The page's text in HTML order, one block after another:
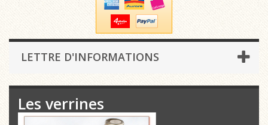
LETTRE D'INFORMATIONS
Les verrines